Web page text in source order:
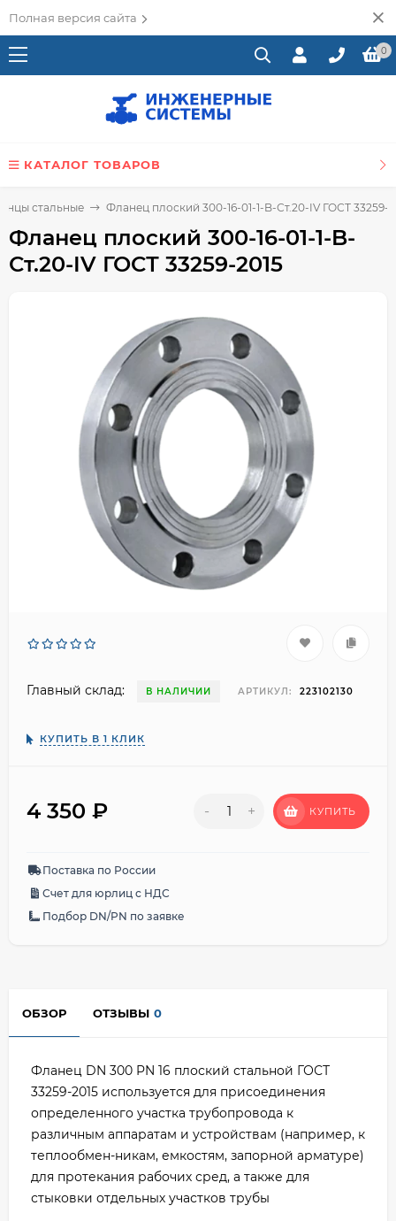
Полная версия сайта
0
КАТАЛОГ ТОВАРОВ
стальные Фланец плоский 300-16-01-1-B-Ст.20-IV ГОСТ 33259-
Фланец плоский 300-16-01-1-B-
Ст.20-IV ГОСТ 33259-2015
Главный склад: В НАЛИЧИИ АРТИКУЛ: 223102130
КУПИТЬ В 1 КЛИК
4 350 ₽ - + КУПИТЬ
Поставка по России
Счет для юрлиц с НДС
Подбор DN/PN по заявке
ОБЗОР ОТЗЫВЫ 0
Фланец DN 300 PN 16 плоский стальной ГОСТ
33259-2015 используется для присоединения
определенного участка трубопровода к
различным аппаратам и устройствам (например, к
теплообмен-никам, емкостям, запорной арматуре)
для протекания рабочих сред, а также для
стыковки отдельных участков трубы